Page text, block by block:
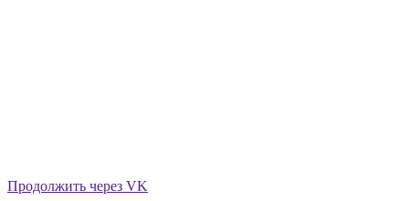
Продолжить через VK